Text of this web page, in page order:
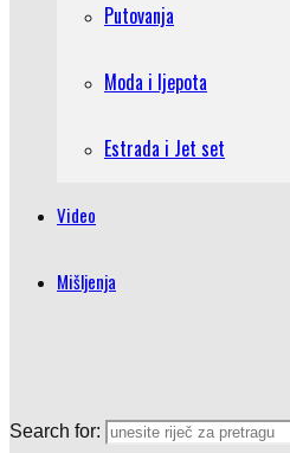
Putovanja
Moda i ljepota
Estrada i Jet set
Video
Mišljenja
Search for: